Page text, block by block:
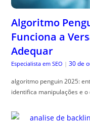
Algoritmo
Funciona a
Adequar
Especialista em SEO | 30 de
algoritmo penguin 2025:
identifica manipulações e